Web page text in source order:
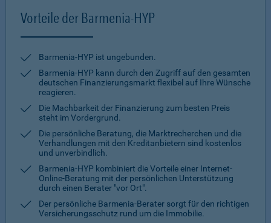
Vorteile der Barmenia-HYP
Barmenia-HYP ist ungebunden.
Barmenia-HYP kann durch den Zugriff auf den gesamten
deutschen Finanzierungsmarkt flexibel auf Ihre Wünsche
reagieren.
Die Machbarkeit der Finanzierung zum besten Preis
steht im Vordergrund.
Die persönliche Beratung, die Marktrecherchen und die
Verhandlungen mit den Kreditanbietern sind kostenlos
und unverbindlich.
Barmenia-HYP kombiniert die Vorteile einer Internet-
Online-Beratung mit der persönlichen Unterstützung
durch einen Berater "vor Ort".
Der persönliche Barmenia-Berater sorgt für den richtigen
Versicherungsschutz rund um die Immobilie.